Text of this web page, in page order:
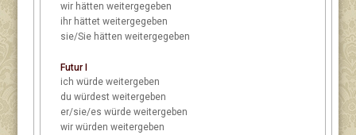
wir hätten weitergegeben
ihr hättet weitergegeben
sie/Sie hätten weitergegeben
Futur I
ich würde weitergeben
du würdest weitergeben
er/sie/es würde weitergeben
wir würden weitergeben